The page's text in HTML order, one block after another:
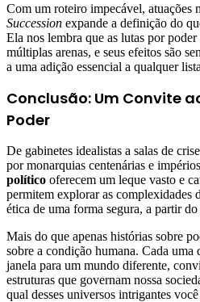
Com um roteiro impecável, atuações
Succession expande a definição do
Ela nos lembra que as lutas por
múltiplas arenas, e seus efeitos são
a uma adição essencial a qualquer
Conclusão: Um Convite
Poder
De gabinetes idealistas a salas de
por monarquias centenárias e
político oferecem um leque vasto e
permitem explorar as complexidades
ética de uma forma segura, a partir
Mais do que apenas histórias sobre
sobre a condição humana. Cada uma
janela para um mundo diferente,
estruturas que governam nossa
qual desses universos intrigantes